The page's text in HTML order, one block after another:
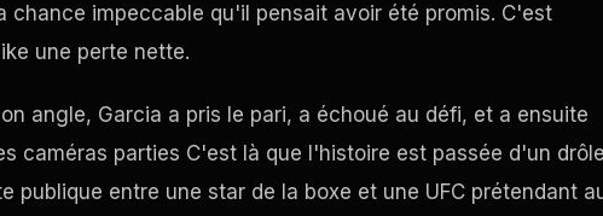
impeccable qu'il pensait avoir été promis. C'est
like une perte nette.
angle, Garcia a pris le pari, a échoué au défi, et a ensuite
caméras parties C'est là que l'histoire est passée d'un
publique entre une star de la boxe et une UFC prétendant